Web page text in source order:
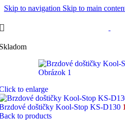
Skip to navigation Skip to main
to enlarge
doštičky Kool-Stop KS-D130
to products